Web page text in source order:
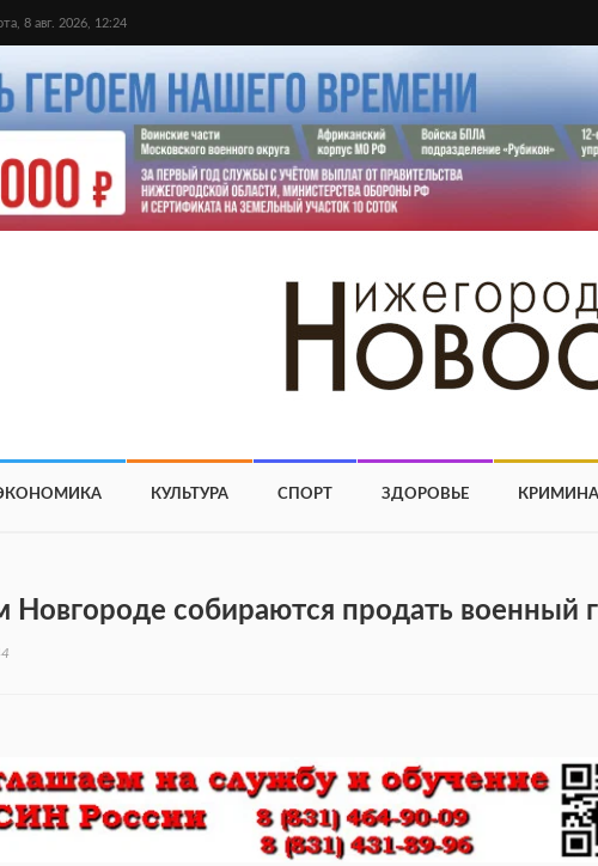
8 авг. 2026, 12:24
КУЛЬТУРА СПОРТ ЗДОРОВЬЕ
собираются продать военный